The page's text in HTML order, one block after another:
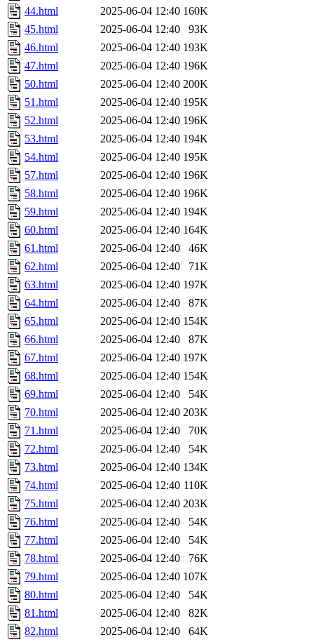
44.html
2025-06-04 12:40 160K
45.html
2025-06-04 12:40
93K
46.html
2025-06-04 12:40 193K
47.html
2025-06-04 12:40 196K
50.html
2025-06-04 12:40 200K
51.html
2025-06-04 12:40 195K
52.html
2025-06-04 12:40 196K
53.html
2025-06-04 12:40 194K
54.html
2025-06-04 12:40 195K
57.html
2025-06-04 12:40 196K
58.html
2025-06-04 12:40 196K
59.html
2025-06-04 12:40 194K
60.html
2025-06-04 12:40 164K
61.html
2025-06-04 12:40
46K
62.html
2025-06-04 12:40
71K
63.html
2025-06-04 12:40 197K
64.html
2025-06-04 12:40
87K
65.html
2025-06-04 12:40 154K
66.html
2025-06-04 12:40
87K
67.html
2025-06-04 12:40 197K
68.html
2025-06-04 12:40 154K
69.html
2025-06-04 12:40
54K
70.html
2025-06-04 12:40 203K
71.html
2025-06-04 12:40
70K
72.html
2025-06-04 12:40
54K
73.html
2025-06-04 12:40 134K
74.html
2025-06-04 12:40 110K
75.html
2025-06-04 12:40 203K
76.html
2025-06-04 12:40
54K
77.html
2025-06-04 12:40
54K
78.html
2025-06-04 12:40
76K
79.html
2025-06-04 12:40 107K
80.html
2025-06-04 12:40
54K
81.html
2025-06-04 12:40
82K
82.html
2025-06-04 12:40
64K